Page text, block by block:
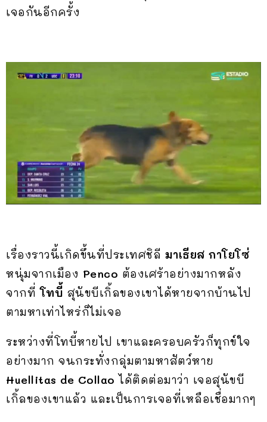
เจอกันอีกครั้ง
เรื่องราวนี้เกิดขึ้นที่ประเทศชิลี มาเธียส กาโยโซ่
หนุ่มจากเมือง Penco ต้องเศร้าอย่างมากหลัง
จากที่โทบี้ สุนัขบีเกิ้ลของเขาได้หายจากบ้านไป
ตามหาเท่าไหร่ก็ไม่เจอ
ระหว่างที่โทบี้หายไป เขาและครอบครัวก็ทุกข์ใจ
อย่างมาก จนกระทั่งกลุ่มตามหาสัตว์หาย
Huellitas de Collao ได้ติดต่อมาว่า เจอสุนัขบี
เกิ้ลของเขาแล้ว และเป็นการเจอที่เหลือเชื่อมากๆ